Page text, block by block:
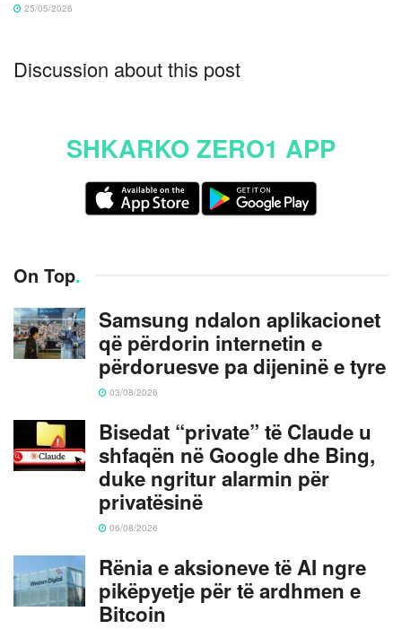
25/05/2026
Discussion about this post
SHKARKO ZERO1 APP
On Top.
Samsung ndalon aplikacionet
që përdorin internetin e
përdoruesve pa dijeninë e tyre
03/08/2026
Bisedat “private” të Claude u
shfaqën në Google dhe Bing,
duke ngritur alarmin për
privatësinë
06/08/2026
Rënia e aksioneve të AI ngre
pikëpyetje për të ardhmen e
Bitcoin